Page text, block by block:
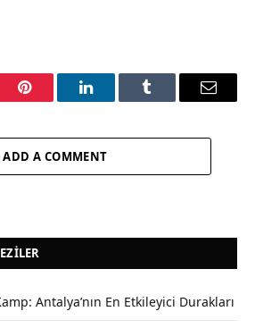
Pinterest LinkedInTumblr Email
ADD A COMMENT
Antalya’nın En Etkileyici Durakları